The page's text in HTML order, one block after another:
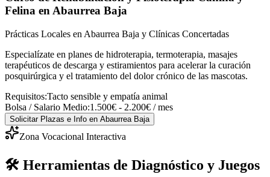
Felina en Abaurrea Baja
Prácticas Locales en Abaurrea Baja y Clínicas Concertadas
Especialízate en planes de hidroterapia, termoterapia, masajes
terapéuticos de descarga y estiramientos para acelerar la curación
posquirúrgica y el tratamiento del dolor crónico de las mascotas.
Requisitos:Tacto sensible y empatía animal
Bolsa / Salario Medio:1.500€ - 2.200€ / mes
Solicitar Plazas e Info en Abaurrea Baja
Zona Vocacional Interactiva
🛠️ Herramientas de Diagnóstico y Juegos